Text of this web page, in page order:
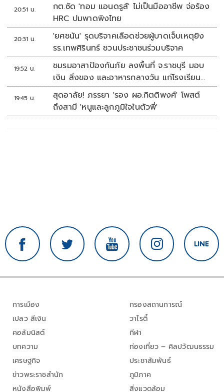
20:51 น.
กต.ซัด 'ทอม แอนดรูส์' ไม่เป็นมืออาชีพ จ่อร้อง
HRC ปมพาดพิงไทย
20:31 น.
'ยศชนัน' รุดบริจาคเลือดช่วยผู้บาดเจ็บเหตุยิง
รร.เทพศิรินทร์ ชวนประชาชนร่วมบริจาค
19:52 น.
ชมรมอาสาป้องกันภัย ลงพื้นที่ จ.ราชบุรี มอบ
เงิน สิ่งของ และอาหารกลางวัน แก่โรงเรียน
บ้านหนองน้ำใส
19:45 น.
สุดอาลัย! ภรรยา 'รอง ผอ.กิตติพงศ์' โพสต์
ถึงสามี 'หนูและลูกภูมิใจในตัวพี่'
การเมือง
เปลว สีเงิน
คอลัมนิสต์
บทความ
เศรษฐกิจ
ข่าวพระราชสำนัก
หนังสือพิมพ์
กรองสถานการณ์
วาไรตี้
กีฬา
ท่องเที่ยว – ศิลปวัฒนธรรม
ประชาสัมพันธ์
ภูมิภาค
สิ่งแวดล้อม